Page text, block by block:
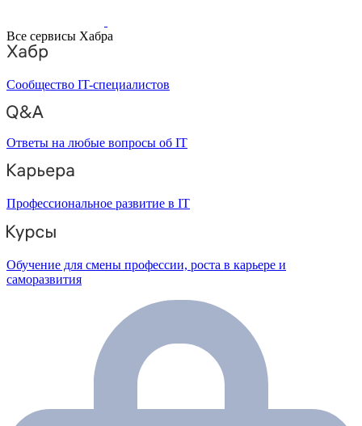
Все сервисы Хабра
Сообщество IT-специалистов
Ответы на любые вопросы об IT
Профессиональное развитие в IT
Обучение для смены профессии, роста в карьере и
саморазвития